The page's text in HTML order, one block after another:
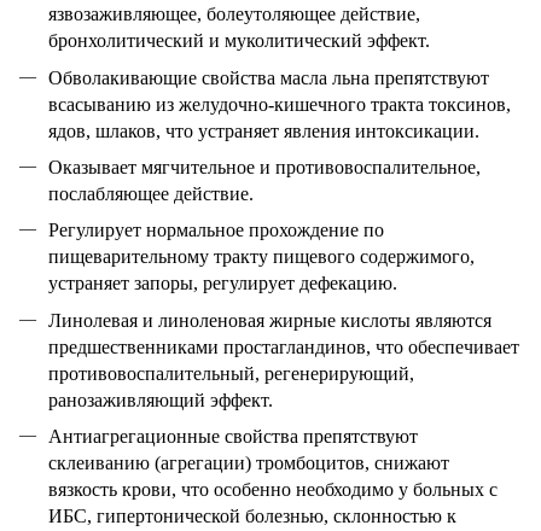
язвозаживляющее, болеутоляющее действие,
бронхолитический и муколитический эффект.
Обволакивающие свойства масла льна препятствуют
всасыванию из желудочно-кишечного тракта токсинов,
ядов, шлаков, что устраняет явле­ния интоксикации.
Оказывает мягчительное и противовоспалительное,
послабляющее действие.
Регулирует нормальное прохождение по
пищеварительному тракту пищевого содер­жимого,
устраняет запоры, регулирует дефекацию.
Линолевая и линоленовая жирные кислоты являются
предшественниками про­стагландинов, что обеспечивает
противовоспалительный, регенерирующий,
ранозаживляющий эффект.
Антиагрегационные свойства препят­ствуют
склеиванию (агрегации) тромбоцитов, снижают
вязкость крови, что особенно необходимо у больных с
ИБС, гипертонической болезнью, склон­ностью к